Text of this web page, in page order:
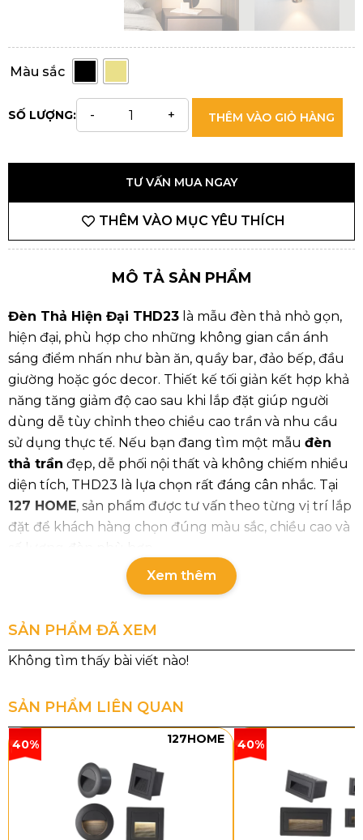
Màu sắc
SỐ LƯỢNG: THÊM VÀO GIỎ HÀNG
TƯ VẤN MUA NGAY
THÊM VÀO MỤC YÊU THÍCH
MÔ TẢ SẢN PHẨM
Đèn Thả Hiện Đại THD23 là mẫu đèn thả nhỏ gọn,
hiện đại, phù hợp cho những không gian cần ánh
sáng điểm nhấn như bàn ăn, quầy bar, đảo bếp, đầu
giường hoặc góc decor. Thiết kế tối giản kết hợp khả
năng tăng giảm độ cao sau khi lắp đặt giúp người
dùng dễ tùy chỉnh theo chiều cao trần và nhu cầu
sử dụng thực tế. Nếu bạn đang tìm một mẫu đèn
thả trần đẹp, dễ phối nội thất và không chiếm nhiều
diện tích, THD23 là lựa chọn rất đáng cân nhắc. Tại
127 HOME, sản phẩm được tư vấn theo từng vị trí lắp
đặt để khách hàng chọn đúng màu sắc, chiều cao và
số lượng đèn phù hợp.
Thông số chi tiết sản phẩm
Mã sản phẩm: THD23
Xem thêm
SẢN PHẨM ĐÃ XEM
SẢN PHẨM LIÊN QUAN
40% 127HOME 40%